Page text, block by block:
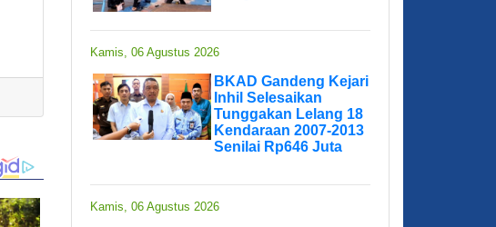
Kamis, 06 Agustus 2026
BKAD Gandeng Kejari
Inhil Selesaikan
Tunggakan Lelang 18
Kendaraan 2007-2013
Senilai Rp646 Juta
Kamis, 06 Agustus 2026